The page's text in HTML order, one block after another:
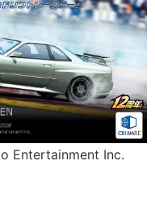
Entertainment Inc.